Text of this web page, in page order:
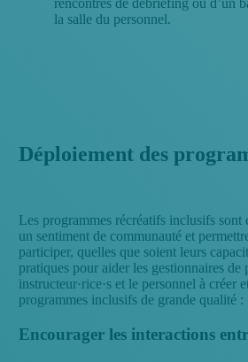
rencontres de débriefing ou d’un
la salle du personnel.
Déploiement des
Les programmes récréatifs inclusifs sont
un sentiment de communauté et
participer, quelles que soient leurs
pratiques pour aider les gestionnaires de
instructeur·rice·s et le personnel à créer
programmes inclusifs de grande qualité :
Encourager les interactions